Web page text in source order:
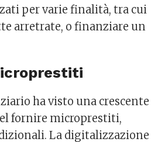
per varie finalità, tra cui
arretrate, o finanziare un
ha visto una crescente
fornire microprestiti,
La digitalizzazione